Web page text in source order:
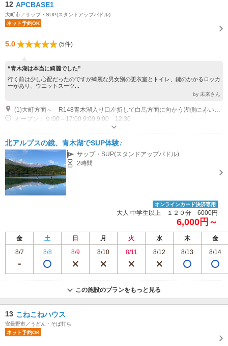
12 APCBASE1
大町市／サップ・SUP(スタンドアップパドル)
ネット予約OK
5.0 (5件)
“青木湖は本当に綺麗でした”
行く前は少し心配だったのですが綺麗な男女別の更衣室とトイレ、鍵のかかるロッカ
ーがあり、ウエットスーツ...
by 未来さん
オープン：９:00～17:00 9:00 9:00 12:30
北アルプスの鏡、青木湖でSUP体験♪
サップ・SUP(スタンドアップパドル)
2時間
オンラインカード決済専用
大人 中学生以上 １２０分 6000円
6,000円～
金 土 日 月 火 水 木
金
8/7
8/8 8/9 8/10 8/11 8/12 8/13 8/14
この施設のプランをもっと見る
13 こねこねハウス
安曇野市／うどん・そば打ち
ネット予約OK